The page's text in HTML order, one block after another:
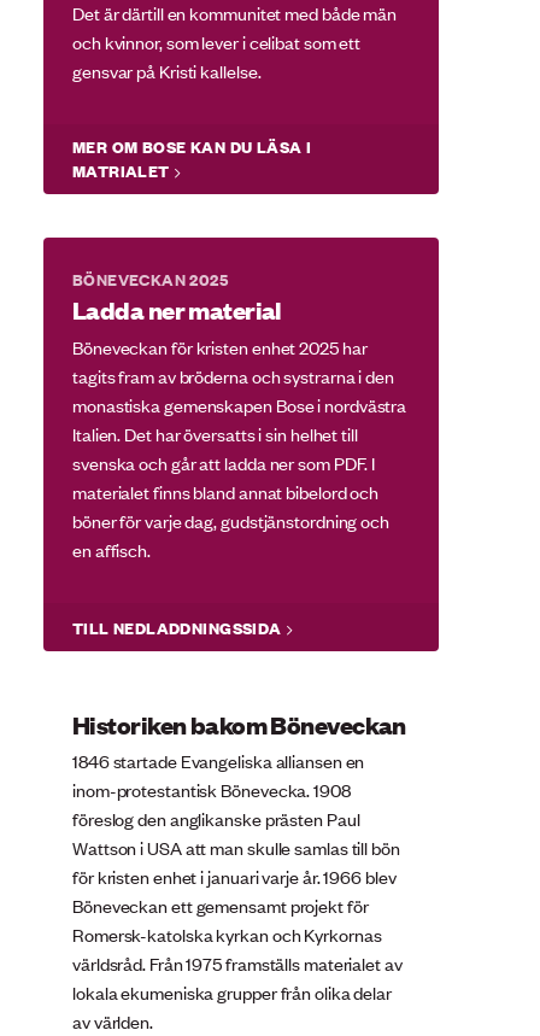
Det är därtill en kommunitet med både män
och kvinnor, som lever i celibat som ett
gensvar på Kristi kallelse.
MER OM BOSE KAN DU LÄSA I
MATRIALET
BÖNEVECKAN 2025
Ladda ner material
Böneveckan för kristen enhet 2025 har
tagits fram av bröderna och systrarna i den
monastiska gemenskapen Bose i nordvästra
Italien. Det har översatts i sin helhet till
svenska och går att ladda ner som PDF. I
materialet finns bland annat bibelord och
böner för varje dag, gudstjänstordning och
en affisch.
TILL NEDLADDNINGSSIDA
Historiken bakom Böneveckan
1846 startade Evangeliska alliansen en
inom-protestantisk Bönevecka. 1908
föreslog den anglikanske prästen Paul
Wattson i USA att man skulle samlas till bön
för kristen enhet i januari varje år. 1966 blev
Böneveckan ett gemensamt projekt för
Romersk-katolska kyrkan och Kyrkornas
världsråd. Från 1975 framställs materialet av
lokala ekumeniska grupper från olika delar
av världen.